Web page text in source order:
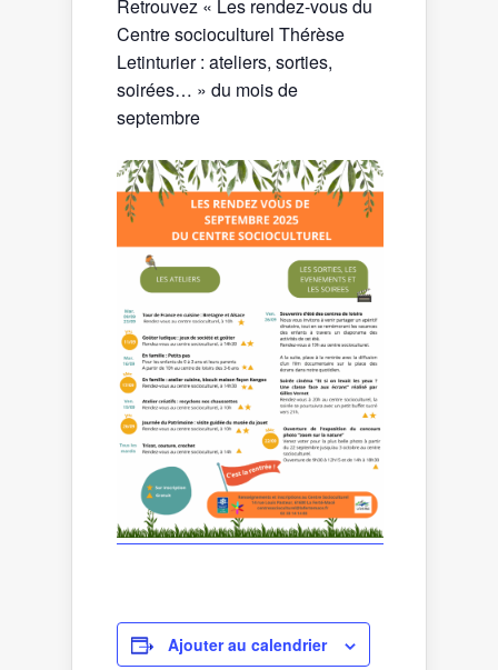
Retrouvez « Les rendez-vous du
Centre socioculturel Thérèse
Letinturier : ateliers, sorties,
soirées… » du mois de
septembre
Ajouter au calendrier